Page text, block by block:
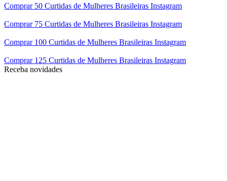
Comprar 50 Curtidas de Mulheres Brasileiras Instagram
Comprar 75 Curtidas de Mulheres Brasileiras Instagram
Comprar 100 Curtidas de Mulheres Brasileiras Instagram
Comprar 125 Curtidas de Mulheres Brasileiras Instagram
Receba novidades